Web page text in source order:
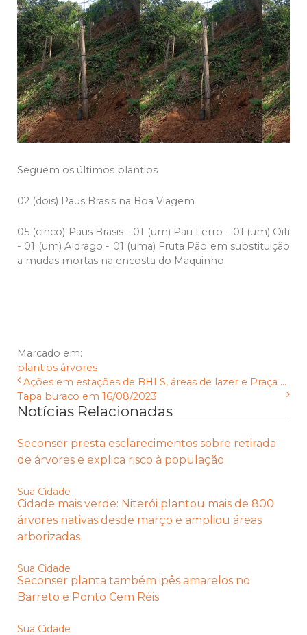
Seguem os últimos plantios
02 (dois) Paus Brasis na Boa Viagem
05 (cinco) Paus Brasis - 01 (um) Pau Ferro - 01 (um) Oiti
- 01 (um) Aldrago - 01 (uma) Fruta Pão em substituição
a mudas mortas na encosta do Maquinho
Marcado em:
plantios árvores
Ações em estações de BHLS, áreas de lazer e Praça ...
Tapa buraco em 16/08/2023
Notícias Relacionadas
Seconser presta esclarecimentos sobre retirada
de árvores e explica risco à população
Sua Cidade
Cidade mais verde: Niterói plantou mais de 800
árvores nativas desde março e ampliou áreas
arborizadas
Sua Cidade
Seconser planta também ipês amarelos no
Barreto e Ponto Cem Réis
Sua Cidade